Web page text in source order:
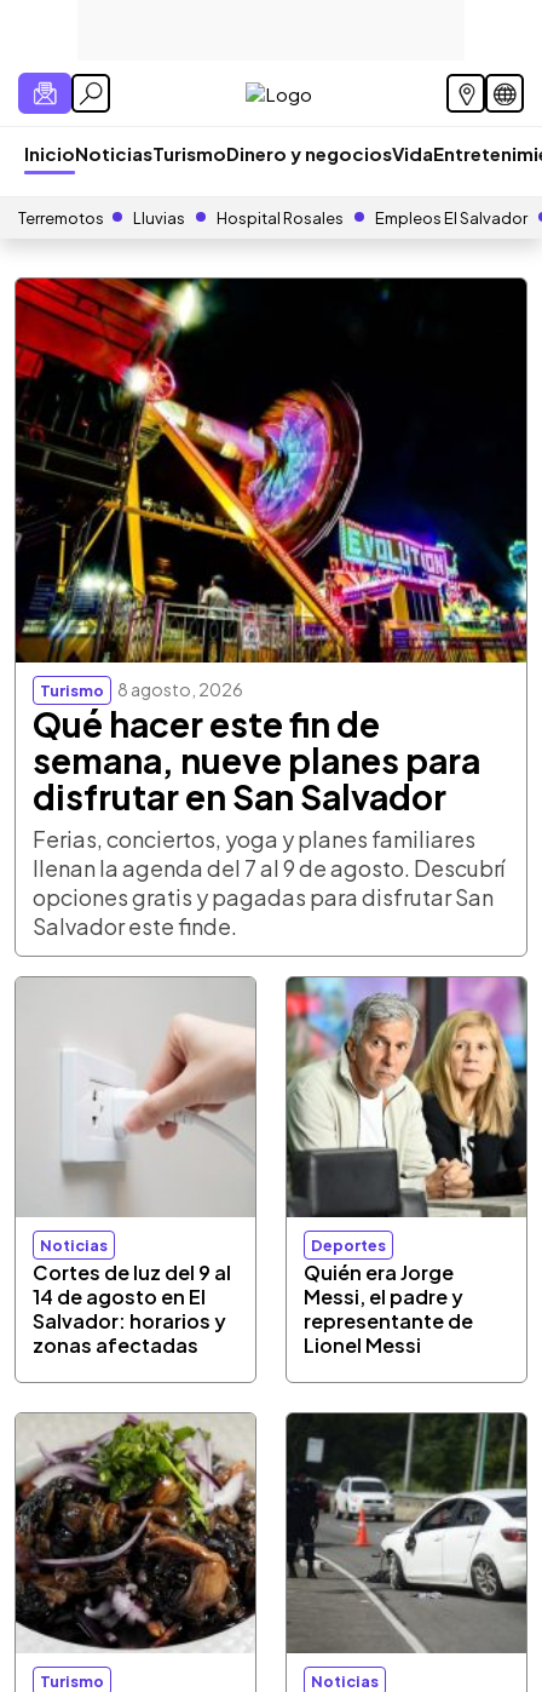
InicioNoticiasTurismoDinero y negociosVida
Terremotos Lluvias Hospital Rosales Empleos El Salvador
Turismo 8 agosto, 2026
Qué hacer este fin de
semana, nueve planes para
disfrutar en San Salvador
Ferias, conciertos, yoga y planes familiares
llenan la agenda del 7 al 9 de agosto. Descubrí
opciones gratis y pagadas para disfrutar San
Salvador este finde.
Noticias
Cortes de luz del 9 al
14 de agosto en El
Salvador: horarios y
zonas afectadas
Deportes
Quién era Jorge
Messi, el padre y
representante de
Lionel Messi
Turismo Noticias